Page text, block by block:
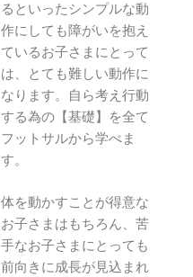
るといったシンプルな動
作にしても障がいを抱え
ているお子さまにとって
は、とても難しい動作に
なります。自ら考え行動
する為の【基礎】を全て
フットサルから学べま
す。
体を動かすことが得意な
お子さまはもちろん、苦
手なお子さまにとっても
前向きに成長が見込まれ